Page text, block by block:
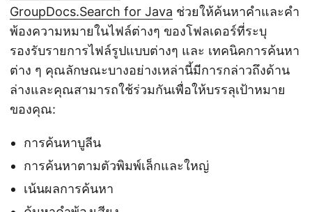
GroupDocs.Search for Java ช่วยให้ค้นหาคำและคำ
พ้องความหมายในไฟล์ต่างๆ ของโฟลเดอร์ที่ระบุ
รองรับรายการไฟล์รูปแบบต่างๆ และ เทคนิคการค้นหา
ต่าง ๆ คุณลักษณะบางอย่างเหล่านี้มีการกล่าวถึงด้าน
ล่างและคุณสามารถใช้ร่วมกันเพื่อให้บรรลุเป้าหมาย
ของคุณ:
การค้นหาบูลีน
การค้นหาตามตัวพิมพ์เล็กและใหญ่
เน้นผลการค้นหา